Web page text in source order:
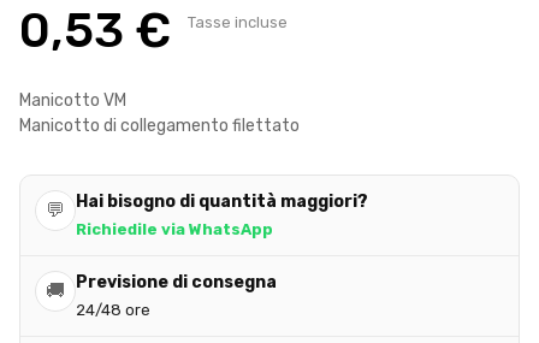
0,53 € Tasse incluse
Manicotto VM
Manicotto di collegamento filettato
💬 Hai bisogno di quantità maggiori?
Richiedile via WhatsApp
🚚 Previsione di consegna
24/48 ore